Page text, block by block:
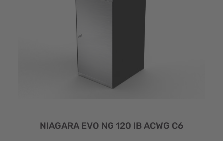
NIAGARA EVO NG 120 IB ACWG C6